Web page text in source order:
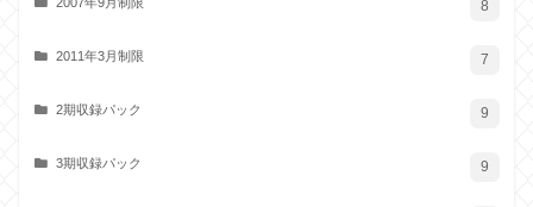
8
2011年3月制限 7
2期収録パック 9
3期収録パック 9